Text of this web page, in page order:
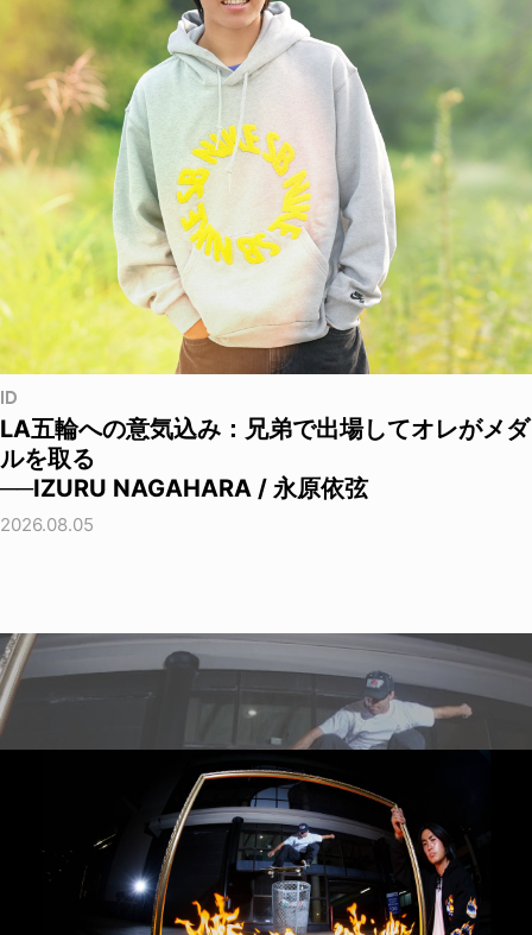
ID
LA五輪への意気込み：兄弟で出場してオレがメダ
ルを取る
──IZURU NAGAHARA / 永原依弦
2026.08.05